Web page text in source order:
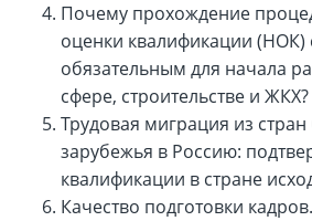
Почему прохождение
оценки квалификации (НОК)
обязательным для начала
сфере, строительстве и ЖКХ?
Трудовая миграция из
зарубежья в Россию:
квалификации в стране
Качество подготовки